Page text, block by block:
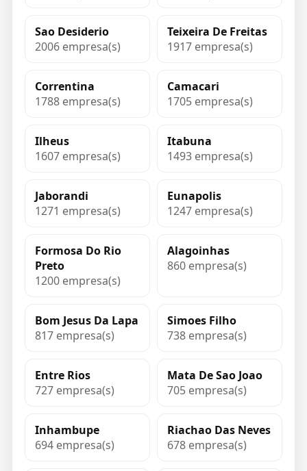
Sao Desiderio
2006 empresa(s)
Teixeira De Freitas
1917 empresa(s)
Correntina
1788 empresa(s)
Camacari
1705 empresa(s)
Ilheus
1607 empresa(s)
Itabuna
1493 empresa(s)
Jaborandi
1271 empresa(s)
Eunapolis
1247 empresa(s)
Formosa Do Rio
Preto
1200 empresa(s)
Alagoinhas
860 empresa(s)
Bom Jesus Da Lapa
817 empresa(s)
Simoes Filho
738 empresa(s)
Entre Rios
727 empresa(s)
Mata De Sao Joao
705 empresa(s)
Inhambupe
694 empresa(s)
Riachao Das Neves
678 empresa(s)